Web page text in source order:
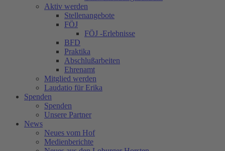
Aktiv werden
Stellenangebote
FÖJ
FÖJ -Erlebnisse
BFD
Praktika
Abschlußarbeiten
Ehrenamt
Mitglied werden
Laudatio für Erika
Spenden
Spenden
Unsere Partner
News
Neues vom Hof
Medienberichte